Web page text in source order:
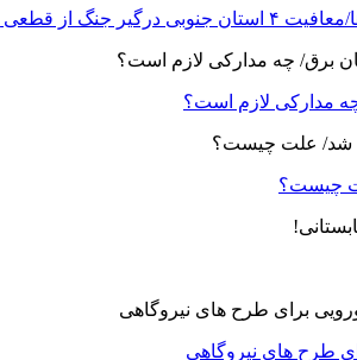
از قطعی برق
مدارکی لازم است؟
چیست؟
طرح های نیروگاهی